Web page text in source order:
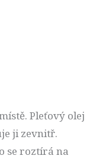
Pleťový olej
ji zevnitř.
se roztírá na